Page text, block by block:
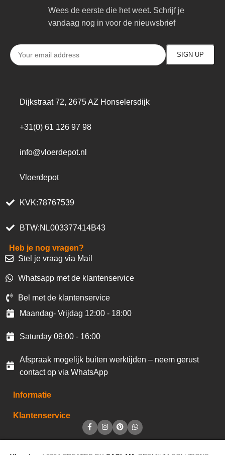
Wees de eerste die het weet. Schrijf je
vandaag nog in voor de nieuwsbrief
Dijkstraat 72, 2675 AZ Honselersdijk
+31(0) 61 126 97 98
info@vloerdepot.nl
Vloerdepot
KVK:78767539
BTW:NL003377414B43
Heb je nog vragen?
Stel je vraag via Mail
Whatsapp met de klantenservice
Bel met de klantenservice
Maandag- Vrijdag 12:00 - 18:00
Saturday 09:00 - 16:00
Afspraak mogelijk buiten werktijden – neem gerust
contact op via WhatsApp
Informatie
Klantenservice